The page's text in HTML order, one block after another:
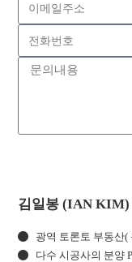
김일봉 (IAN KIM)
광역 토론토 부동산(
다수 시공사의 분양